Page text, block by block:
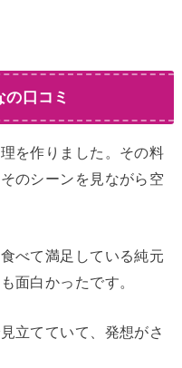
口コミ
を作りました。その料
のシーンを見ながら空
べて満足している純元
面白かったです。
立てていて、発想がさ